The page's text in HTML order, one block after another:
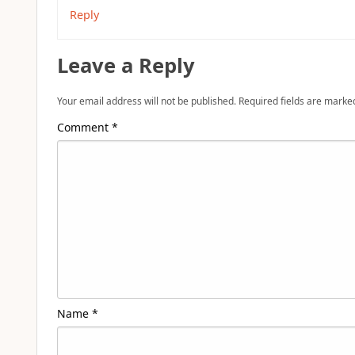
Reply
Leave a Reply
Your email address will not be published. Required fields are
Comment *
Name *